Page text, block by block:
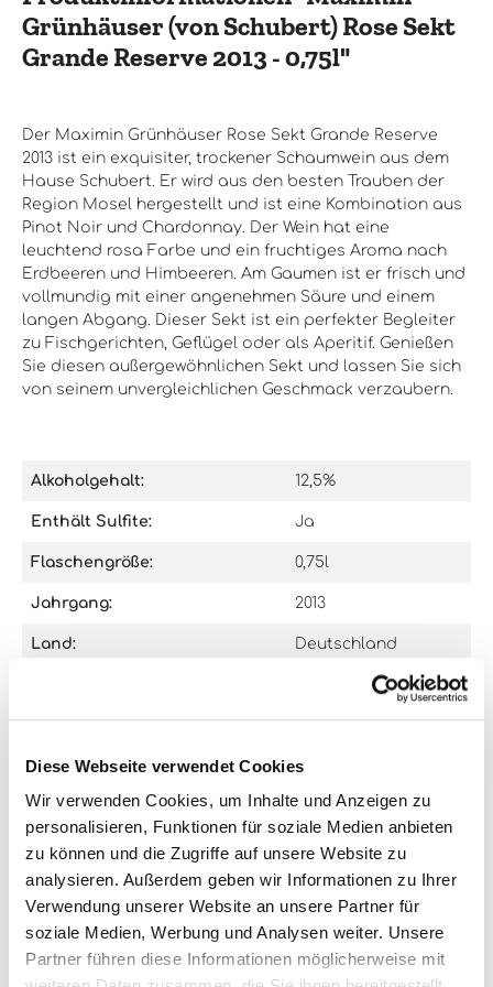
Diese Webseite verwendet Cookies
Wir verwenden Cookies, um Inhalte und Anzeigen zu
personalisieren, Funktionen für soziale Medien anbieten
zu können und die Zugriffe auf unsere Website zu
analysieren. Außerdem geben wir Informationen zu Ihrer
Verwendung unserer Website an unsere Partner für
soziale Medien, Werbung und Analysen weiter. Unsere
Partner führen diese Informationen möglicherweise mit
Grünhäuser (von Schubert) Rose Sekt
Grande Reserve 2013 - 0,75l"
Der Maximin Grünhäuser Rose Sekt Grande Reserve
2013 ist ein exquisiter, trockener Schaumwein aus dem
Hause Schubert. Er wird aus den besten Trauben der
Region Mosel hergestellt und ist eine Kombination aus
Pinot Noir und Chardonnay. Der Wein hat eine
leuchtend rosa Farbe und ein fruchtiges Aroma nach
Erdbeeren und Himbeeren. Am Gaumen ist er frisch und
vollmundig mit einer angenehmen Säure und einem
langen Abgang. Dieser Sekt ist ein perfekter Begleiter
zu Fischgerichten, Geflügel oder als Aperitif. Genießen
Sie diesen außergewöhnlichen Sekt und lassen Sie sich
von seinem unvergleichlichen Geschmack verzaubern.
Alkoholgehalt: 12,5%
Enthält Sulfite: Ja
Flaschengröße: 0,75l
Jahrgang: 2013
Land: Deutschland
Verpackungsgröße: 1
0 von 0 Bewertungen
Durchschnittliche Bewertung von 0 von 5 Sternen
Bewerten Sie dieses Produkt!
Teilen Sie Ihre Erfahrungen mit anderen Kunden.